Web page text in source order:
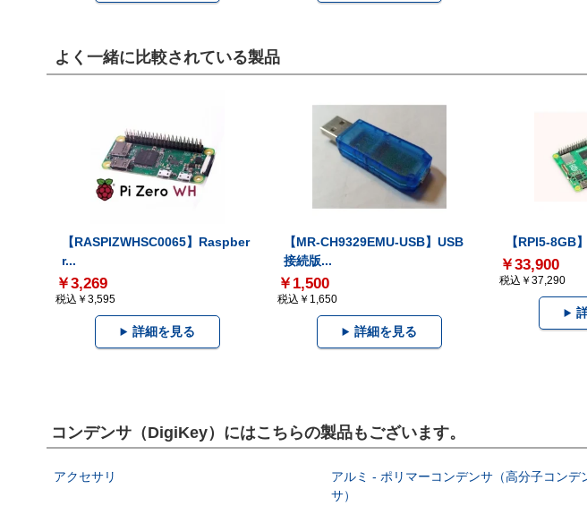
よく一緒に比較されている製品
【RASPIZWHSC0065】Raspber
r...
￥3,269
税込￥3,595
詳細を見る
【MR-CH9329EMU-USB】USB
接続版...
￥1,500
税込￥1,650
詳細を見る
【RPI5-8GB
￥33,900
税込￥37,290
コンデンサ（DigiKey）にはこちらの製品もございます。
アクセサリ
アルミ - ポリマーコンデンサ（高分子コンデ
サ）